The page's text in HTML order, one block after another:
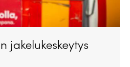
jakelukeskeytys